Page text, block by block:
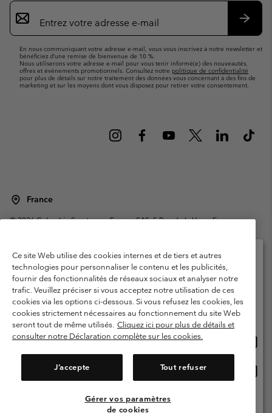
Inscription
par
e-
En nous communiquant votre adresse e-mail, vous vous inscrivez à notre newsletter et
bénéficiez d’une remise de bienvenue de 10 %.
Nous utiliserons votre adresse e-mail pour vous tenir informé(e) des nouveautés,
offres et événements promotionnels. Consultez notre politique de confidentialité
pour plus de détails sur notre traitement des données vous concernant à des fins de
marketing et sur les moyens dont vous disposez pour retirer votre consentement.
France
©2026Columbia Sportswear Europe SAS. 5 Rue de la Haye, Espace
Garanties Légales
Politique de confidentialité
Conditions d'utilisation - Membres
Conditions D'utilisation - Contenu généré par l'utilisateur
Impressum
Cookies
Public CBCR
Ce site Web utilise des cookies internes et de tiers et autres
technologies pour personnaliser le contenu et les publicités,
fournir des fonctionnalités de réseaux sociaux et analyser notre
trafic. Veuillez préciser si vous acceptez notre utilisation de ces
cookies via les options ci-dessous. Si vous refusez les cookies, les
cookies strictement nécessaires au fonctionnement du site Web
seront tout de même utilisés. Cliquez ici pour plus de détails et
consulter notre Déclaration complète sur les cookies.
J’accepte Tout refuser
Gérer vos paramètres
de cookies
Veuillez sélectionner votre pays d’expédition et
votre langue
Achats en ligne disponibles
United States
ligne
France
Voir Tous Les Pays